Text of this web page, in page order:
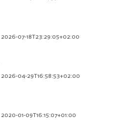
2026-07-18T23:29:05+02:00
2026-04-29T16:58:53+02:00
2020-01-09T16:15:07+01:00